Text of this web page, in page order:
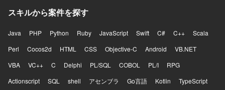
スキルから案件を探す
Java PHP Python Ruby JavaScript Swift C# C++
Scala
Perl
Cocos2d HTML CSS Objective-C Android
VB.NET
VBA
VC++ C Delphi PL/SQL COBOL PL/I
RPG
Actionscript
SQL shell アセンブラ Go言語 Kotlin
TypeScript